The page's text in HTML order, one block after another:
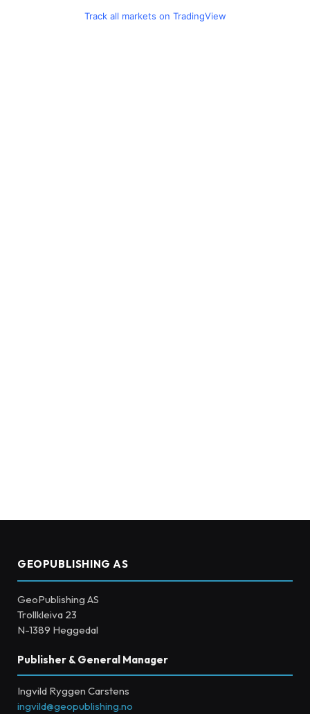
Track all markets on TradingView
GEOPUBLISHING AS
GeoPublishing AS
Trollkleiva 23
N-1389 Heggedal
Publisher & General Manager
Ingvild Ryggen Carstens
ingvild@geopublishing.no